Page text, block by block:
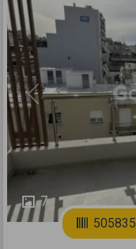
7
Previous
505835